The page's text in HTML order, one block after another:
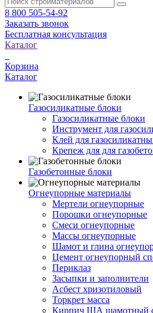
8 800 505-54-92
Заказать звонок
Бесплатная консультация
Каталог
Корзина
Каталог
Газосиликатные блоки
Газосиликатные блоки
Инструмент для
Клей для
Крепеж для для
Газобетонные блоки
Огнеупорные материалы
Мертели огнеупорные
Порошки огнеупорные
Смеси огнеупорные
Массы огнеупорные
Шамот и глина
Цемент огнеупорный
Периклаз
Засыпки и заполнители
Асбест хризотиловый
Торкрет масса
Кирпич ША шамотный